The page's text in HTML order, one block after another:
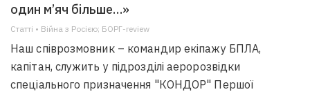
один м’яч більше…»
Статті • Війна з Росією; БОРГ-review
Наш співрозмовник – командир екіпажу БПЛА,
капітан, служить у підрозділі аеророзвідки
спеціального призначення "КОНДОР" Першої